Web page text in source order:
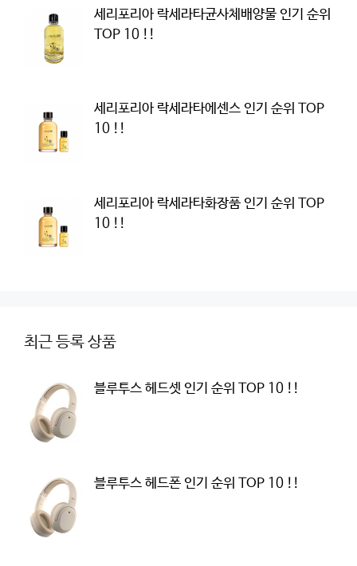
세리포리아 락세라타균사체배양물 인기 순위
TOP 10 !!
세리포리아 락세라타에센스 인기 순위 TOP
10 !!
세리포리아 락세라타화장품 인기 순위 TOP
10 !!
최근 등록 상품
블루투스 헤드셋 인기 순위 TOP 10 !!
블루투스 헤드폰 인기 순위 TOP 10 !!